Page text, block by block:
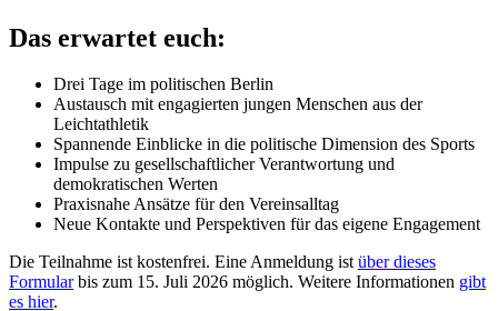
Das erwartet euch:
Drei Tage im politischen Berlin
Austausch mit engagierten jungen Menschen aus der
Leichtathletik
Spannende Einblicke in die politische Dimension des Sports
Impulse zu gesellschaftlicher Verantwortung und
demokratischen Werten
Praxisnahe Ansätze für den Vereinsalltag
Neue Kontakte und Perspektiven für das eigene Engagement
Die Teilnahme ist kostenfrei. Eine Anmeldung istüber dieses
Formularbis zum 15. Juli 2026 möglich. Weitere Informationen gibt
es hier.